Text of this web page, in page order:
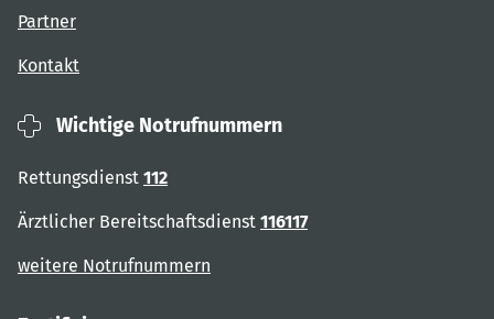
Partner
Kontakt
Wichtige Notrufnummern
Rettungsdienst 112
Ärztlicher Bereitschaftsdienst 116117
weitere Notrufnummern